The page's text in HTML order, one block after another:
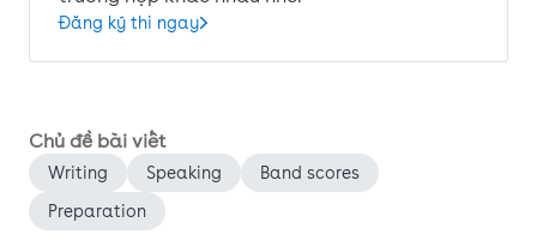
Đăng ký thi ngay
Chủ đề bài viết
Writing Speaking
Band scores
Preparation